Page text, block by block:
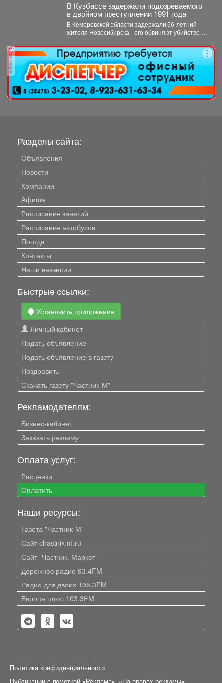
В Кузбассе задержали подозреваемого
в двойном преступлении 1991 года
В Кемеровской области задержали 56‑летний
жителя Новосибирска - его обвиняют убийстве и
реклама
Разделы сайта:
Объявления
Новости
Компании
Афиша
Расписание занятий
Расписание автобусов
Погода
Контакты
Наши вакансии
Быстрые ссылки:
Установить приложение
Личный кабинет
Подать объявление
Подать объявление в газету
Поздравить
Скачать газету "Частник-М"
Рекламодателям:
Бизнес-кабинет
Заказать рекламу
Оплата услуг:
Расценки
Оплатить
Наши ресурсы:
Газета "Частник-М"
Сайт chastnik-m.ru
Сайт "Частник. Маркет"
Дорожное радио 93.4FM
Радио для двоих 105.3FM
Европа плюс 103.3FM
Политика конфиденциальности
Публикации с пометкой «Реклама», «На правах рекламы»,